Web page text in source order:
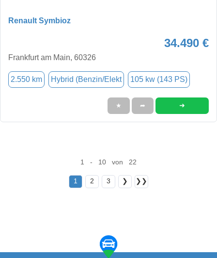
Renault Symbioz
34.490 €
Frankfurt am Main, 60326
2.550 km Hybrid (Benzin/Elekt 105 kw (143 PS)
★ ➦ ➜
1 - 10 von 22
1 2 3 ❯ ❯❯